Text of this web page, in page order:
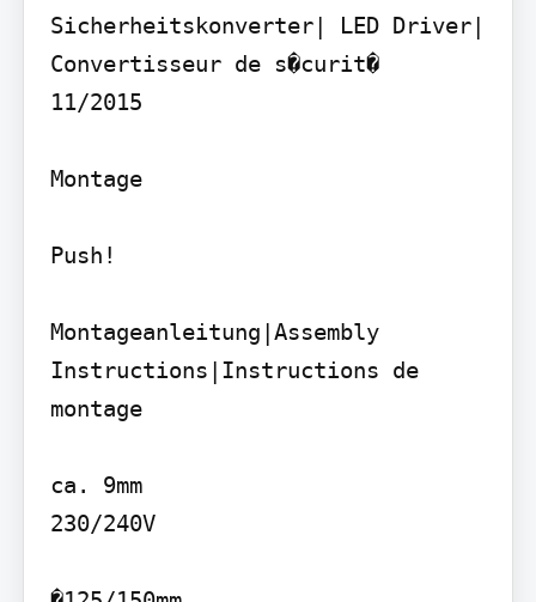
Sicherheitskonverter| LED Driver|
Convertisseur de s�curit�
11/2015
Montage
Push!
Montageanleitung|Assembly
Instructions|Instructions de
montage
ca. 9mm
230/240V